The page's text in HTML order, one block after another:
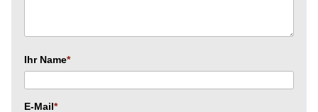
Ihr Name
E-Mail